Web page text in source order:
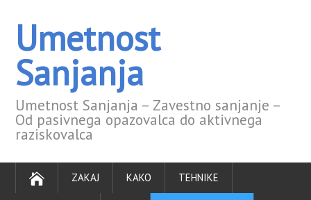
Umetnost
Sanjanja
Umetnost Sanjanja – Zavestno sanjanje –
Od pasivnega opazovalca do aktivnega
raziskovalca
ZAKAJ KAKO TEHNIKE